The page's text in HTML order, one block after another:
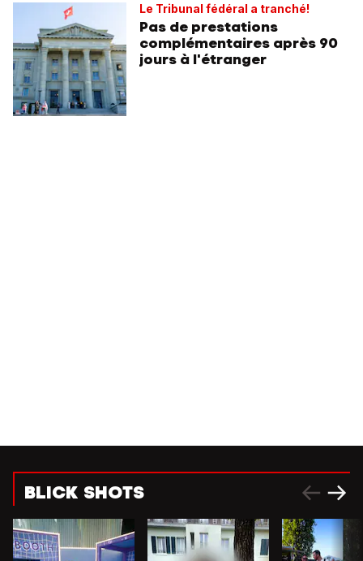
Le Tribunal fédéral a tranché!
Pas de prestations
complémentaires après 90
jours à l'étranger
BLICK SHOTS